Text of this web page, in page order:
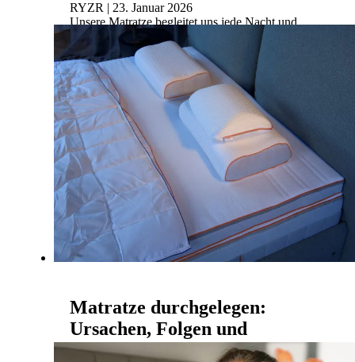
RYZR | 23. Januar 2026
Unsere Matratze begleitet uns jede Nacht und
leistet dabei Schwerstarbeit – oft über viele Jahre
hinweg. Sie trägt nicht nur unser Körpergewicht,
sond...
Mehr lesen
Matratze durchgelegen:
Ursachen, Folgen und
Soforthilfen